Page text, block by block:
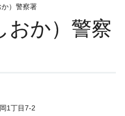
）警察署
おか）警察
1丁目7-2